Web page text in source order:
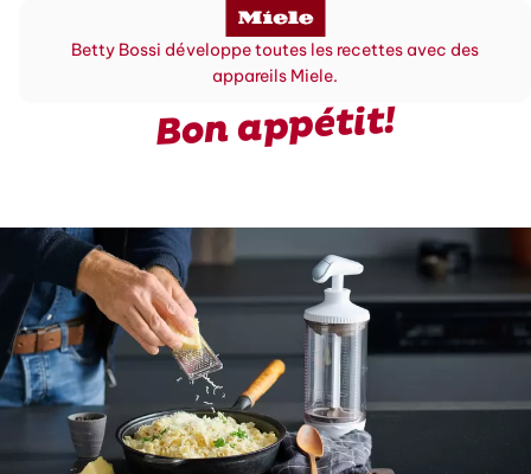
Betty Bossi développe toutes les recettes avec des
appareils Miele.
Bon appétit!